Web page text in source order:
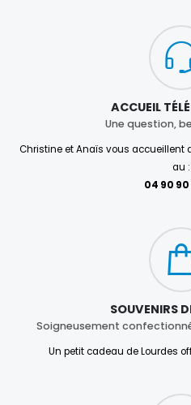
ACCUEIL
Une question,
Christine et Anaïs vous accueillent
au :
04 90 90
SOUVENIRS
Soigneusement
Un petit cadeau de Lourdes